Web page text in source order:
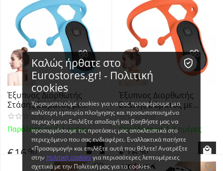
Έξυπνος Διορθωτής
Στάσης Σώματος με
Υπενθύμηση Δόνησης και
LCD Μετρητή για
Ενήλικους και Παιδιά
Μπλε - Smart Posture
Corrector with LCD
Counter for Adults &...
Παράδοση σε 1-3 ημέρες
€16 90
Έξυπνος Διορθωτής
Στάσης Σώματος με
Υπενθύμηση Δόνησης και
LCD Μετρητή για
Ενήλικους και Παιδιά
Κόκκινο - Smart Posture
Corrector with LCD
Counter for Adult...
Παράδοση σε 1-3 ημέρες
€1690
Καλώς ήρθατε στο
Eurostores.gr! - Πολιτική
cookies
Χρησιμοποιούμε cookies για να σας προσφέρουμε μια
καλύτερη εμπειρία πλοήγησης και προσωποποιημένο
περιεχόμενο.Επιλέξτε αποδοχή και βοηθήστε μας να
προσαρμόσουμε τις προτάσεις μας αποκλειστικά στο
περιεχόμενο που σας ενδιαφέρει. Εναλλακτικά πατήστε
«Προσαρμογή» και επιλέξτε αυτά που θέλετε! Ανατρέξτε
στην πολιτική cookiesγια περισσότερες λεπτομέρειες
σχετικά με την Πολιτική μας για τα cookies.